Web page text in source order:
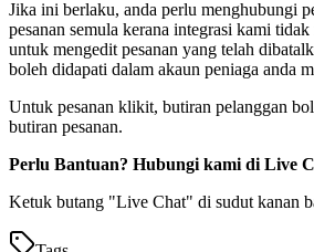
Jika ini berlaku, anda perlu menghubungi
pesanan semula kerana integrasi kami
untuk mengedit pesanan yang telah
boleh didapati dalam akaun peniaga anda
Untuk pesanan klikit, butiran pelanggan
butiran pesanan.
Perlu Bantuan? Hubungi kami di Live
Ketuk butang "Live Chat" di sudut kanan